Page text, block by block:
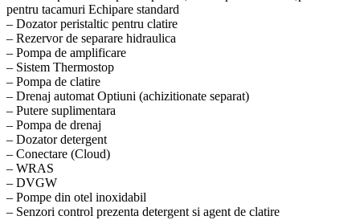
pentru tacamuri Echipare standard
– Dozator peristaltic pentru clatire
– Rezervor de separare hidraulica
– Pompa de amplificare
– Sistem Thermostop
– Pompa de clatire
– Drenaj automat Optiuni (achizitionate separat)
– Putere suplimentara
– Pompa de drenaj
– Dozator detergent
– Conectare (Cloud)
– WRAS
– DVGW
– Pompe din otel inoxidabil
– Senzori control prezenta detergent si agent de clatire